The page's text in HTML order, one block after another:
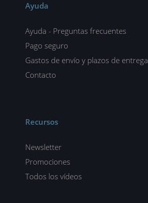
Ayuda
Ayuda - Preguntas frecuentes
Pago seguro
Gastos de envío y plazos de entrega
Contacto
Recursos
Newsletter
Promociones
Todos los vídeos